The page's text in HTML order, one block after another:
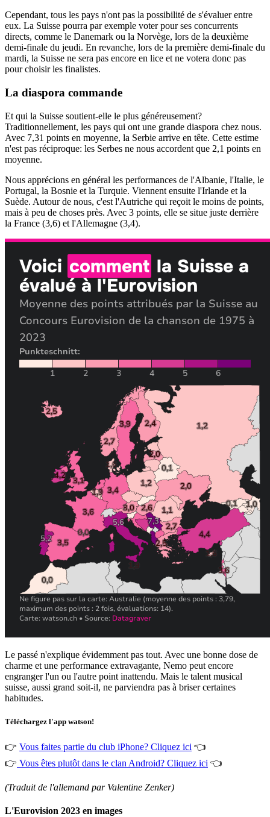
Cependant, tous les pays n'ont pas la possibilité de s'évaluer entre
eux. La Suisse pourra par exemple voter pour ses concurrents
directs, comme le Danemark ou la Norvège, lors de la deuxième
demi-finale du jeudi. En revanche, lors de la première demi-finale du
mardi, la Suisse ne sera pas encore en lice et ne votera donc pas
pour choisir les finalistes.
La diaspora commande
Et qui la Suisse soutient-elle le plus généreusement?
Traditionnellement, les pays qui ont une grande diaspora chez nous.
Avec 7,31 points en moyenne, la Serbie arrive en tête. Cette estime
n'est pas réciproque: les Serbes ne nous accordent que 2,1 points en
moyenne.
Nous apprécions en général les performances de l'Albanie, l'Italie, le
Portugal, la Bosnie et la Turquie. Viennent ensuite l'Irlande et la
Suède. Autour de nous, c'est l'Autriche qui reçoit le moins de points,
mais à peu de choses près. Avec 3 points, elle se situe juste derrière
la France (3,6) et l'Allemagne (3,4).
Le passé n'explique évidemment pas tout. Avec une bonne dose de
charme et une performance extravagante, Nemo peut encore
engranger l'un ou l'autre point inattendu. Mais le talent musical
suisse, aussi grand soit-il, ne parviendra pas à briser certaines
habitudes.
Téléchargez l'app watson!
👉 Vous faites partie du club iPhone? Cliquez ici 👈
👉 Vous êtes plutôt dans le clan Android? Cliquez ici 👈
(Traduit de l'allemand par Valentine Zenker)
L'Eurovision 2023 en images